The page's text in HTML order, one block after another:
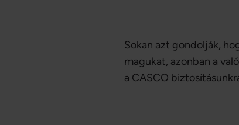
Sokan azt gondolják,
magukat, azonban a
a CASCO